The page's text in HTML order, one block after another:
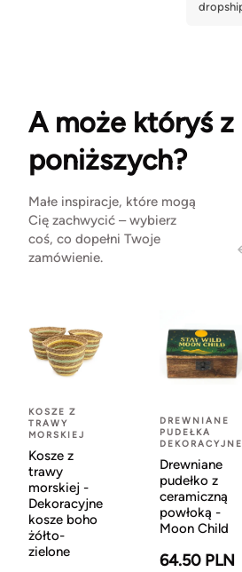
A może któryś z
poniższych?
Małe inspiracje, które mogą
Cię zachwycić – wybierz
coś, co dopełni Twoje
zamówienie.
KOSZE Z
TRAWY
MORSKIEJ
Kosze z
trawy
morskiej -
Dekoracyjne
kosze boho
żółto-
zielone
DREWNIANE
PUDEŁKA
DEKORACYJNE
Drewniane
pudełko z
ceramiczną
powłoką -
Moon Child
64.50 PLN